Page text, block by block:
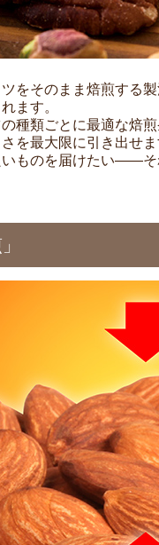
をそのまま焙煎する
ます。
種類ごとに最適な焙
を最大限に引き出せま
ものを届けたい——そ